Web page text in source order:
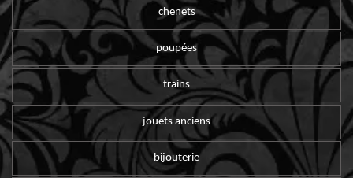
chenets
poupées
trains
jouets anciens
bijouterie